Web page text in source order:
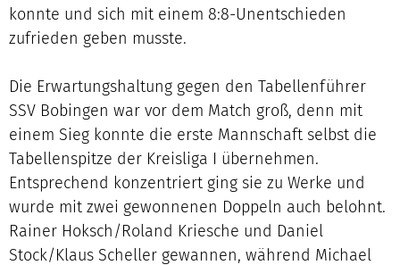
konnte und sich mit einem 8:8-Unentschieden
zufrieden geben musste.
Die Erwartungshaltung gegen den Tabellenführer
SSV Bobingen war vor dem Match groß, denn mit
einem Sieg konnte die erste Mannschaft selbst die
Tabellenspitze der Kreisliga I übernehmen.
Entsprechend konzentriert ging sie zu Werke und
wurde mit zwei gewonnenen Doppeln auch belohnt.
Rainer Hoksch/Roland Kriesche und Daniel
Stock/Klaus Scheller gewannen, während Michael